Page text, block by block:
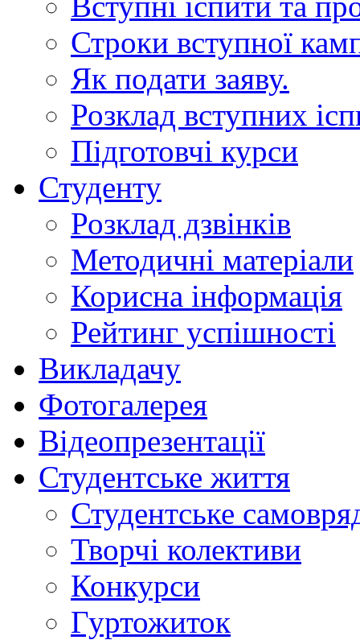
Строки вступної
Як подати заяву.
Розклад вступних
Підготовчі курси
Студенту
Розклад дзвінків
Методичні матеріали
Корисна інформація
Рейтинг успішності
Викладачу
Фотогалерея
Відеопрезентації
Студентське життя
Студентське
Творчі колективи
Конкурси
Гуртожиток